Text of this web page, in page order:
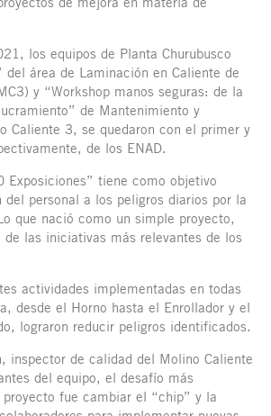
los equipos de Planta Churubusco
del área de Laminación en Caliente de
y “Workshop manos seguras: de la
de Mantenimiento y
Caliente 3, se quedaron con el primer y
de los ENAD.
Exposiciones” tiene como objetivo
del personal a los peligros diarios por la
que nació como un simple proyecto,
de las iniciativas más relevantes de los
actividades implementadas en todas
desde el Horno hasta el Enrollador y el
lograron reducir peligros identificados.
inspector de calidad del Molino Caliente
del equipo, el desafío más
fue cambiar el “chip” y la